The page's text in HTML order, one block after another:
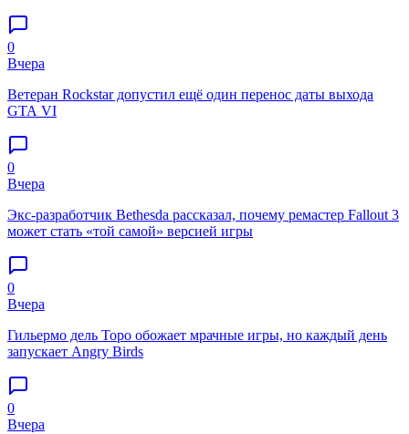
0
Вчера
Ветеран Rockstar допустил ещё один перенос даты выхода
GTA VI
0
Вчера
Экс-разработчик Bethesda рассказал, почему ремастер Fallout 3
может стать «той самой» версией игры
0
Вчера
Гильермо дель Торо обожает мрачные игры, но каждый день
запускает Angry Birds
0
Вчера